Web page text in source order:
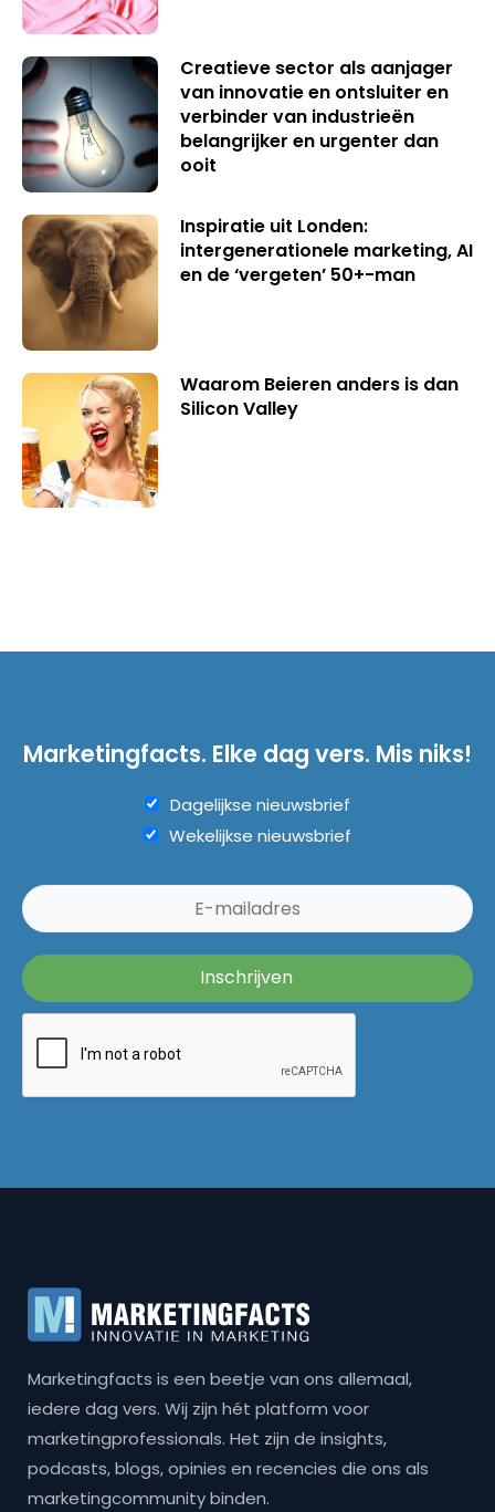
Creatieve sector als aanjager
van innovatie en ontsluiter en
verbinder van industrieën
belangrijker en urgenter dan
ooit
Inspiratie uit Londen:
intergenerationele marketing, AI
en de ‘vergeten’ 50+-man
Waarom Beieren anders is dan
Silicon Valley
Marketingfacts. Elke dag vers. Mis niks!
Dagelijkse nieuwsbrief
Wekelijkse nieuwsbrief
Marketingfacts is een beetje van ons allemaal,
iedere dag vers. Wij zijn hét platform voor
marketingprofessionals. Het zijn de insights,
podcasts, blogs, opinies en recencies die ons als
marketingcommunity binden.